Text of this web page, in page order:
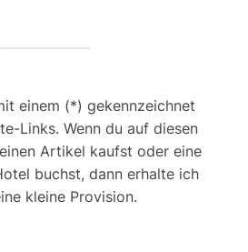
einem (*) gekennzeichnet
Links. Wenn du auf diesen
Artikel kaufst oder eine
buchst, dann erhalte ich
kleine Provision.